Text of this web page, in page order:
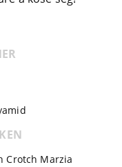
Crotch Marzia